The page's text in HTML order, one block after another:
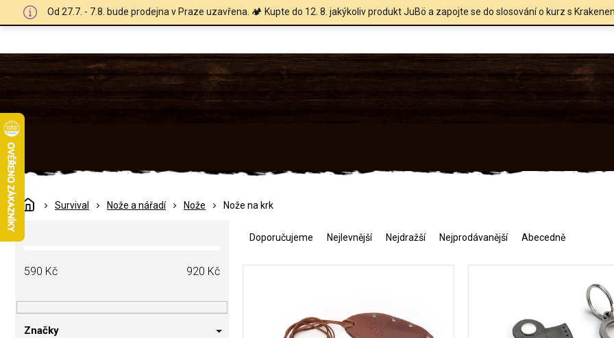
Od 27.7. - 7.8. bude prodejna v Praze uzavřena. 🏕️ Kupte do 12. 8. jakýkoliv produkt JuBö a zapojte se do slosování o kurz s
DomůSurvival Nože a nářadí Nože Nože na krk
P
o
a
n
590 Kč 920 Kč
Značky
e
Doporučujeme Nejlevnější Nejdražší Nejprodávanější Abecedně